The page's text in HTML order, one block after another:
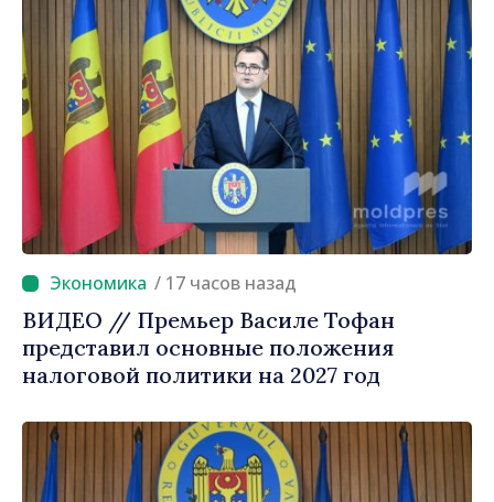
/ 17 часов назад
ВИДЕО // Премьер Василе Тофан
представил основные положения
налоговой политики на 2027 год